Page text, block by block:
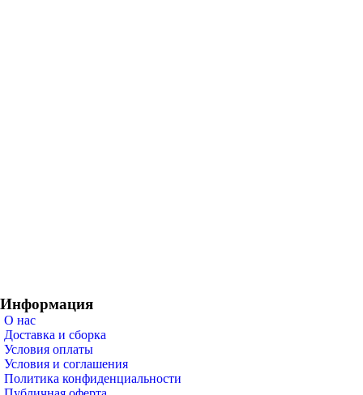
Информация
О нас
Доставка и сборка
Условия оплаты
Условия и соглашения
Политика конфиденциальности